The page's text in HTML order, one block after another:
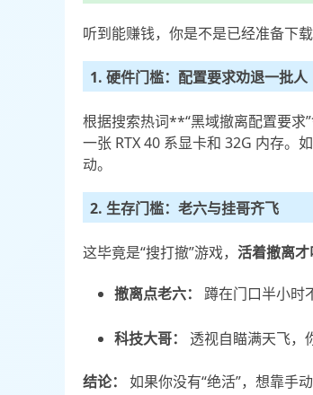
听到能赚钱，你是不是已经准备下
1. 硬件门槛：配置要求劝退一批人
根据搜索热词**“黑域撤离配置要求
一张 RTX 40 系显卡和 32G 内存。
动。
2. 生存门槛：老六与挂哥齐飞
这毕竟是“搜打撤”游戏， 活着撤离
撤离点老六： 蹲在门口半小时
科技大哥： 透视自瞄满天飞，
结论： 如果你没有“绝活”，想靠手